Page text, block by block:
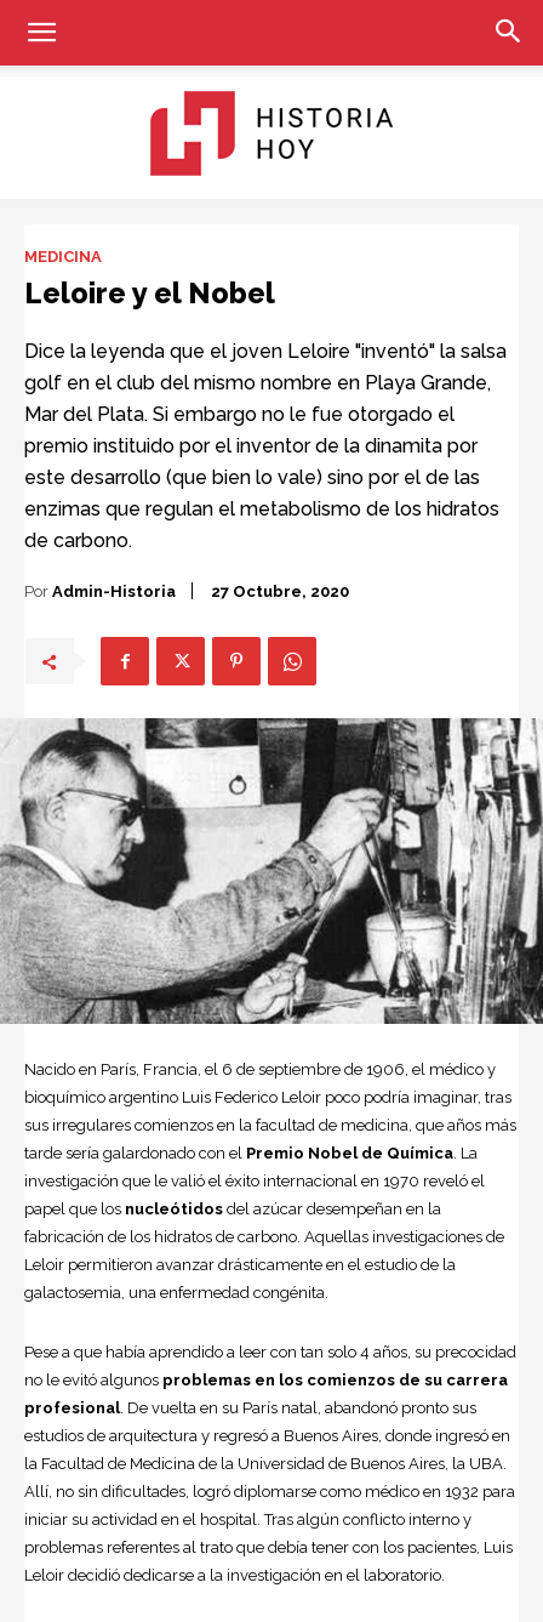
Hoy
MEDICINA
Leloire y el Nobel
Dice la leyenda que el joven Leloire "inventó" la salsa
golf en el club del mismo nombre en Playa Grande,
Mar del Plata. Si embargo no le fue otorgado el
premio instituido por el inventor de la dinamita por
este desarrollo (que bien lo vale) sino por el de las
enzimas que regulan el metabolismo de los hidratos
de carbono.
Por Admin-Historia 27 Octubre, 2020
Nacido en París, Francia, el 6 de septiembre de 1906, el médico y
bioquímico argentino Luis Federico Leloir poco podría imaginar, tras
sus irregulares comienzos en la facultad de medicina, que años más
tarde sería galardonado con el Premio Nobel de Química. La
investigación que le valió el éxito internacional en 1970 reveló el
papel que los nucleótidos del azúcar desempeñan en la
fabricación de los hidratos de carbono. Aquellas investigaciones de
Leloir permitieron avanzar drásticamente en el estudio de la
galactosemia, una enfermedad congénita.
Pese a que había aprendido a leer con tan solo 4 años, su precocidad
no le evitó algunos problemas en los comienzos de su carrera
profesional. De vuelta en su París natal, abandonó pronto sus
estudios de arquitectura y regresó a Buenos Aires, donde ingresó en
la Facultad de Medicina de la Universidad de Buenos Aires, la UBA.
Allí, no sin dificultades, logró diplomarse como médico en 1932 para
iniciar su actividad en el hospital. Tras algún conflicto interno y
problemas referentes al trato que debía tener con los pacientes, Luis
Leloir decidió dedicarse a la investigación en el laboratorio.